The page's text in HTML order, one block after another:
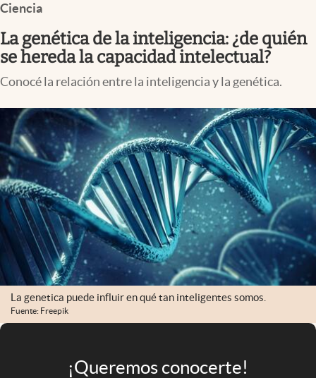
Negocios
Columnistas
Otras secciones
Apertura
Infotechnology
Clase
Clima
Mundial 2026
Eventos Corporativos
El Cronista Studio
Mediakit
abre en nueva pestaña
Argentina
Ciencia
La genética de la inteligencia: ¿de quién
se hereda la capacidad intelectual?
Conocé la relación entre la inteligencia y la genética.
La genetica puede influir en qué tan inteligentes somos.
Fuente: Freepik
¡Queremos conocerte!